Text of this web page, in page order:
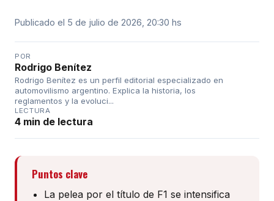
Publicado el 5 de julio de 2026, 20:30 hs
POR
Rodrigo Benítez
Rodrigo Benítez es un perfil editorial especializado en
automovilismo argentino. Explica la historia, los
reglamentos y la evoluci...
LECTURA
4 min de lectura
Puntos clave
La pelea por el título de F1 se intensifica